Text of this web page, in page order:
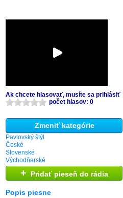
Ak chcete hlasovať, musíte sa prihlásiť
počet hlasov: 0
Zmeniť kategórie
Pavlovský štýl
České
Slovenské
Východňarské
+ Pridať pieseň do rádia
Popis piesne